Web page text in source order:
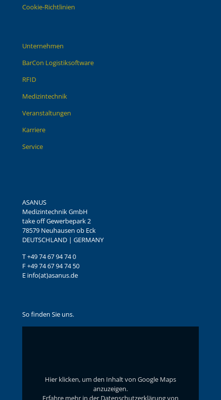
Cookie-Richtlinien
Unternehmen
BarCon Logistiksoftware
RFID
Medizintechnik
Veranstaltungen
Karriere
Service
ASANUS
Medizintechnik GmbH
take off Gewerbepark 2
78579 Neuhausen ob Eck
DEUTSCHLAND | GERMANY
T +49 74 67 94 74 0
F +49 74 67 94 74 50
E info(at)asanus.de
So finden Sie uns.
Hier klicken, um den Inhalt von Google Maps
anzuzeigen.
Erfahre mehr in der Datenschutzerklärung von